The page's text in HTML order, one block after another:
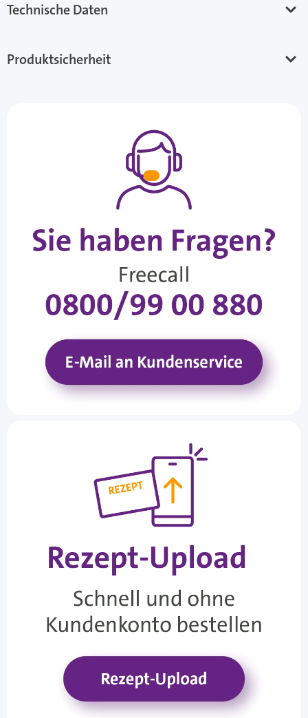
Technische Daten
Produktsicherheit